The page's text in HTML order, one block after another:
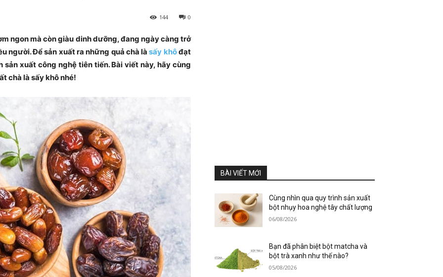
0
144
ngon mà còn giàu dinh dưỡng, đang ngày càng trở
người. Để sản xuất ra những quả chà làsấy khôđạt
xuất công nghệ tiên tiến. Bài viết này, hãy cùng
chà là sấy khô nhé!
BÀI VIẾT MỚI
Cùng nhìn qua quy trình sản xuất
bột nhụy hoa nghệ tây chất lượng
06/08/2026
Bạn đã phân biệt bột matcha và
bột trà xanh như thế nào?
05/08/2026